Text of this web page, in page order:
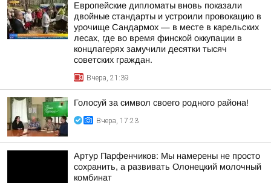
Европейские дипломаты вновь показали
двойные стандарты и устроили провокацию в
урочище Сандармох — в месте в карельских
лесах, где во время финской оккупации в
концлагерях замучили десятки тысяч
советских граждан.
Вчера, 21:39
Голосуй за символ своего родного района!
Вчера, 17:23
Артур Парфенчиков: Мы намерены не просто
сохранить, а развивать Олонецкий молочный
комбинат